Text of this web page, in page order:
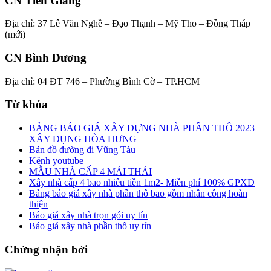
Địa chỉ: 37 Lê Văn Nghề – Đạo Thạnh – Mỹ Tho – Đồng Tháp
(mới)
CN Bình Dương
Địa chỉ: 04 ĐT 746 – Phường Bình Cờ – TP.HCM
Từ khóa
BẢNG BÁO GIÁ XÂY DỰNG NHÀ PHẦN THÔ 2023 –
XÂY DỤNG HÒA HƯNG
Bản đồ đường đi Vũng Tàu
Kênh youtube
MẪU NHÀ CẤP 4 MÁI THÁI
Xây nhà cấp 4 bao nhiêu tiền 1m2- Miễn phí 100% GPXD
Bảng báo giá xây nhà phần thô bao gồm nhân công hoàn
thiện
Báo giá xây nhà trọn gói uy tín
Báo giá xây nhà phần thô uy tín
Chứng nhận bởi